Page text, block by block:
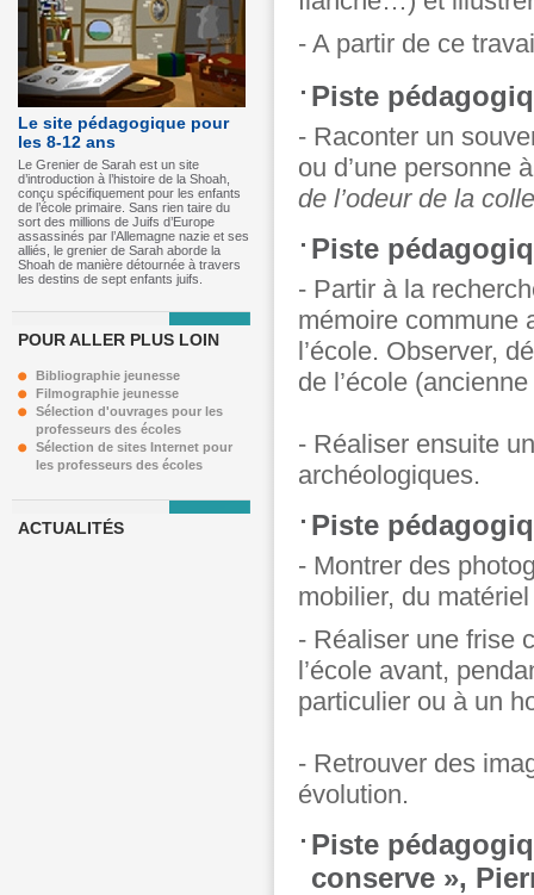
Le site pédagogique pour
les 8-12 ans
Le Grenier de Sarah est un site
d’introduction à l’histoire de la Shoah,
conçu spécifiquement pour les enfants
de l’école primaire. Sans rien taire du
sort des millions de Juifs d’Europe
assassinés par l’Allemagne nazie et ses
alliés, le grenier de Sarah aborde la
Shoah de manière détournée à travers
les destins de sept enfants juifs.
POUR ALLER PLUS LOIN
Bibliographie jeunesse
Filmographie jeunesse
Sélection d'ouvrages pour les
professeurs des écoles
Sélection de sites Internet pour
les professeurs des écoles
ACTUALITÉS
- A partir de ce
Piste
- Raconter un
ou d’une personne
de l’odeur de la
Piste
- Partir à la
mémoire commune
l’école. Observer,
de l’école
- Réaliser ensuite
archéologiques.
Piste
- Montrer des
mobilier, du
- Réaliser une frise
l’école avant,
particulier ou à un
- Retrouver des
évolution.
Piste
conserve »,